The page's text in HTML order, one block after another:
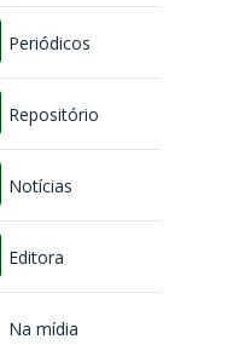
Periódicos
Repositório
Notícias
Editora
Na mídia